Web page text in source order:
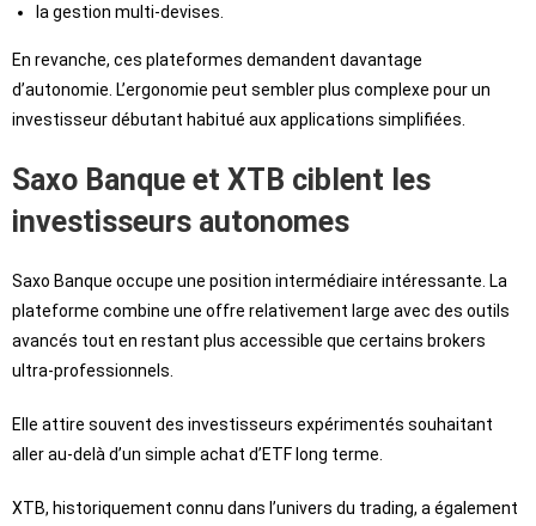
la gestion multi-devises.
En revanche, ces plateformes demandent davantage
d’autonomie. L’ergonomie peut sembler plus complexe pour un
investisseur débutant habitué aux applications simplifiées.
Saxo Banque et XTB ciblent les
investisseurs autonomes
Saxo Banque occupe une position intermédiaire intéressante. La
plateforme combine une offre relativement large avec des outils
avancés tout en restant plus accessible que certains brokers
ultra-professionnels.
Elle attire souvent des investisseurs expérimentés souhaitant
aller au-delà d’un simple achat d’ETF long terme.
XTB, historiquement connu dans l’univers du trading, a également